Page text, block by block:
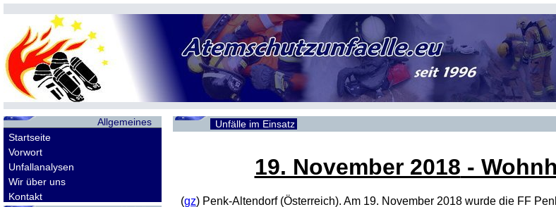
Allgemeines
Startseite
Vorwort
Unfallanalysen
Wir über uns
Kontakt
Unfälle im Einsatz
19. November 2018 -
(gz) Penk-Altendorf (Österreich). Am 19. November 2018 wurde die FF